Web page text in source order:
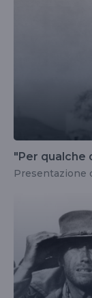
"Per qualche
Presentazione